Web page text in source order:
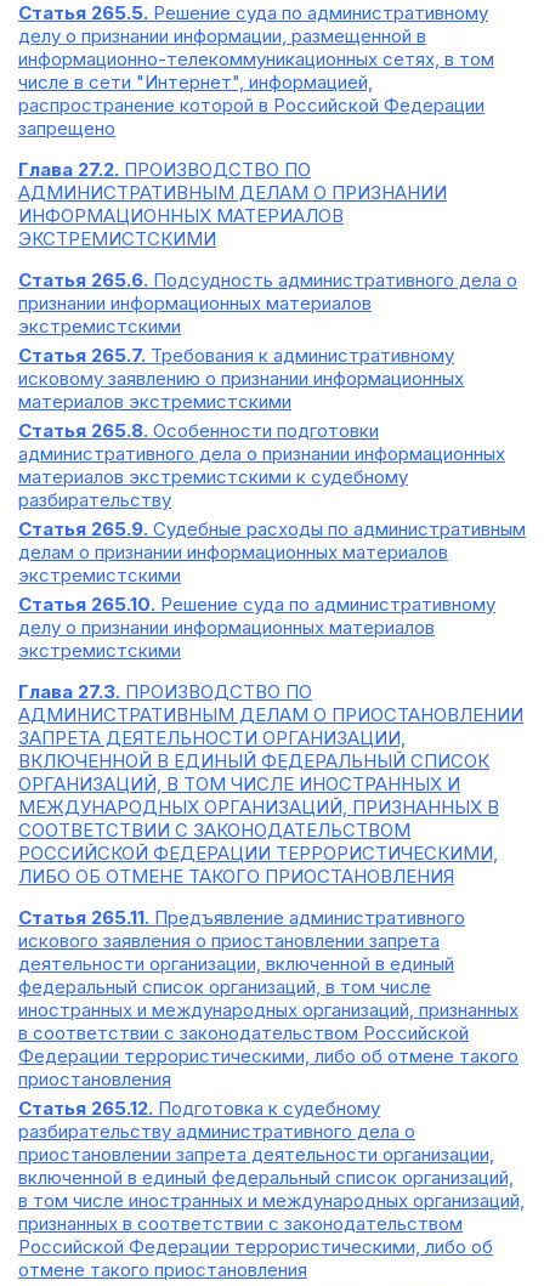
Статья 265.5. Решение суда по административному
делу о признании информации, размещенной в
информационно-телекоммуникационных сетях, в том
числе в сети "Интернет", информацией,
распространение которой в Российской Федерации
запрещено
Глава 27.2. ПРОИЗВОДСТВО ПО
АДМИНИСТРАТИВНЫМ ДЕЛАМ О ПРИЗНАНИИ
ИНФОРМАЦИОННЫХ МАТЕРИАЛОВ
ЭКСТРЕМИСТСКИМИ
Статья 265.6. Подсудность административного дела о
признании информационных материалов
экстремистскими
Статья 265.7. Требования к административному
исковому заявлению о признании информационных
материалов экстремистскими
Статья 265.8. Особенности подготовки
административного дела о признании информационных
материалов экстремистскими к судебному
разбирательству
Статья 265.9. Судебные расходы по административным
делам о признании информационных материалов
экстремистскими
Статья 265.10. Решение суда по административному
делу о признании информационных материалов
экстремистскими
Глава 27.3. ПРОИЗВОДСТВО ПО
АДМИНИСТРАТИВНЫМ ДЕЛАМ О ПРИОСТАНОВЛЕНИИ
ЗАПРЕТА ДЕЯТЕЛЬНОСТИ ОРГАНИЗАЦИИ,
ВКЛЮЧЕННОЙ В ЕДИНЫЙ ФЕДЕРАЛЬНЫЙ СПИСОК
ОРГАНИЗАЦИЙ, В ТОМ ЧИСЛЕ ИНОСТРАННЫХ И
МЕЖДУНАРОДНЫХ ОРГАНИЗАЦИЙ, ПРИЗНАННЫХ В
СООТВЕТСТВИИ С ЗАКОНОДАТЕЛЬСТВОМ
РОССИЙСКОЙ ФЕДЕРАЦИИ ТЕРРОРИСТИЧЕСКИМИ,
ЛИБО ОБ ОТМЕНЕ ТАКОГО ПРИОСТАНОВЛЕНИЯ
Статья 265.11. Предъявление административного
искового заявления о приостановлении запрета
деятельности организации, включенной в единый
федеральный список организаций, в том числе
иностранных и международных организаций, признанных
в соответствии с законодательством Российской
Федерации террористическими, либо об отмене такого
приостановления
Статья 265.12. Подготовка к судебному
разбирательству административного дела о
приостановлении запрета деятельности организации,
включенной в единый федеральный список организаций,
в том числе иностранных и международных организаций,
признанных в соответствии с законодательством
Российской Федерации террористическими, либо об
отмене такого приостановления